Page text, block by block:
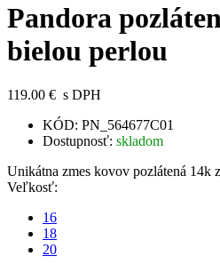
Pandora
bielou perlou
119.00 € s DPH
KÓD: PN_564677C01
Dostupnosť: skladom
Unikátna zmes kovov pozlátená 14k
Veľkosť:
16
18
20